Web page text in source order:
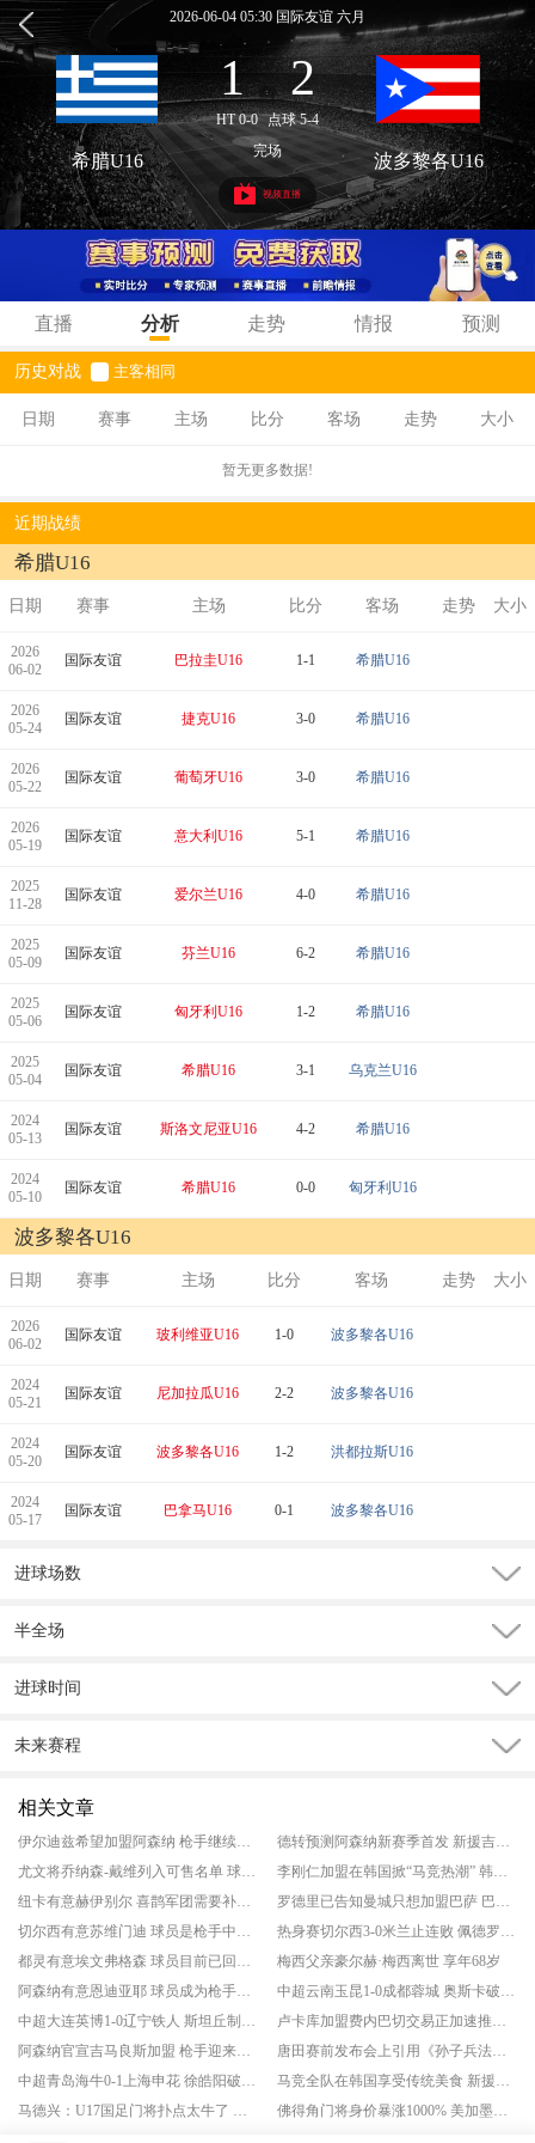
2026-06-04 05:30 国际友谊 六月
1 : 2
HT 0-0 点球 5-4
希腊U16 完场 波多黎各U16
视频直播
直播 分析 走势 情报 预测
历史对战 主客相同
日期 赛事 主场 比分 客场 走势 大小
暂无更多数据!
近期战绩
希腊U16
日期 赛事 主场 比分 客场 走势 大小
2026
06-02
国际友谊 巴拉圭U16 1-1 希腊U16
2026
05-24
国际友谊 捷克U16 3-0 希腊U16
2026
05-22
国际友谊 葡萄牙U16 3-0 希腊U16
2026
05-19
国际友谊 意大利U16 5-1 希腊U16
2025
11-28
国际友谊 爱尔兰U16 4-0 希腊U16
2025
05-09
国际友谊 芬兰U16 6-2 希腊U16
2025
05-06
国际友谊 匈牙利U16 1-2 希腊U16
2025
05-04
国际友谊 希腊U16 3-1 乌克兰U16
2024
05-13
国际友谊 斯洛文尼亚U16 4-2 希腊U16
2024
05-10
国际友谊 希腊U16 0-0 匈牙利U16
波多黎各U16
日期 赛事 主场 比分 客场 走势 大小
2026
06-02
国际友谊 玻利维亚U16 1-0 波多黎各U16
2024
05-21
国际友谊 尼加拉瓜U16 2-2 波多黎各U16
2024
05-20
国际友谊 波多黎各U16 1-2 洪都拉斯U16
2024
05-17
国际友谊 巴拿马U16 0-1 波多黎各U16
进球场数
半全场
进球时间
未来赛程
相关文章
德转预测阿森纳新赛季首发 新援吉马良斯将成为主力
梅西父亲豪尔赫·梅西离世 享年68岁
唐田赛前发布会上引用《孙子兵法》 泰山将战强敌